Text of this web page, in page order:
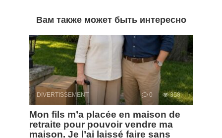
Вам также может быть интересно
DIVERTISSEMENT 0 358
Mon fils m’a placée en maison de
retraite pour pouvoir vendre ma
maison. Je l’ai laissé faire sans